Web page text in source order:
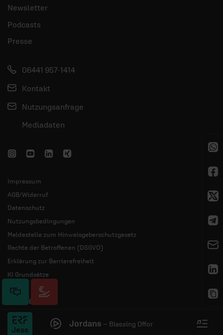
Newsletter
Podcasts
Presse
06441 957-1414
Kontakt
Nutzungsanfrage
Mediadaten
Impressum
AGB/Widerruf
Datenschutz
Nutzungsbedingungen
Meldestelle zum Hinweisgeberschutzgesetz
Rechte der Betroffenen (DSGVO)
Erklärung zur Barrierefreiheit
KI Grundsätze
© 2026 ERF
Jess
Plus
Jordans – Blessing Offor